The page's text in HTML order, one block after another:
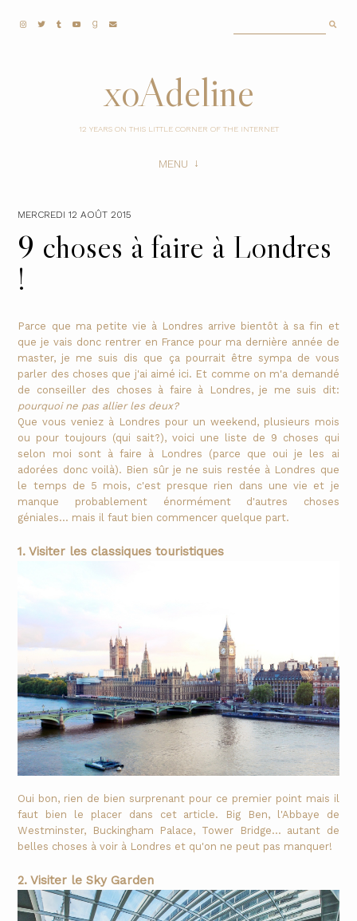
xoAdeline
12 YEARS ON THIS LITTLE CORNER OF THE INTERNET
MENU
MERCREDI 12 AOÛT 2015
9 choses à faire à Londres
!
Parce que ma petite vie à Londres arrive bientôt à sa fin et
que je vais donc rentrer en France pour ma dernière année de
master, je me suis dis que ça pourrait être sympa de vous
parler des choses que j'ai aimé ici. Et comme on m'a demandé
de conseiller des choses à faire à Londres, je me suis dit:
pourquoi ne pas allier les deux?
Que vous veniez à Londres pour un weekend, plusieurs mois
ou pour toujours (qui sait?), voici une liste de 9 choses qui
selon moi sont à faire à Londres (parce que oui je les ai
adorées donc voilà). Bien sûr je ne suis restée à Londres que
le temps de 5 mois, c'est presque rien dans une vie et je
manque probablement énormément d'autres choses
géniales... mais il faut bien commencer quelque part.
1. Visiter les classiques touristiques
Oui bon, rien de bien surprenant pour ce premier point mais il
faut bien le placer dans cet article. Big Ben, l'Abbaye de
Westminster, Buckingham Palace, Tower Bridge... autant de
belles choses à voir à Londres et qu'on ne peut pas manquer!
2. Visiter le Sky Garden